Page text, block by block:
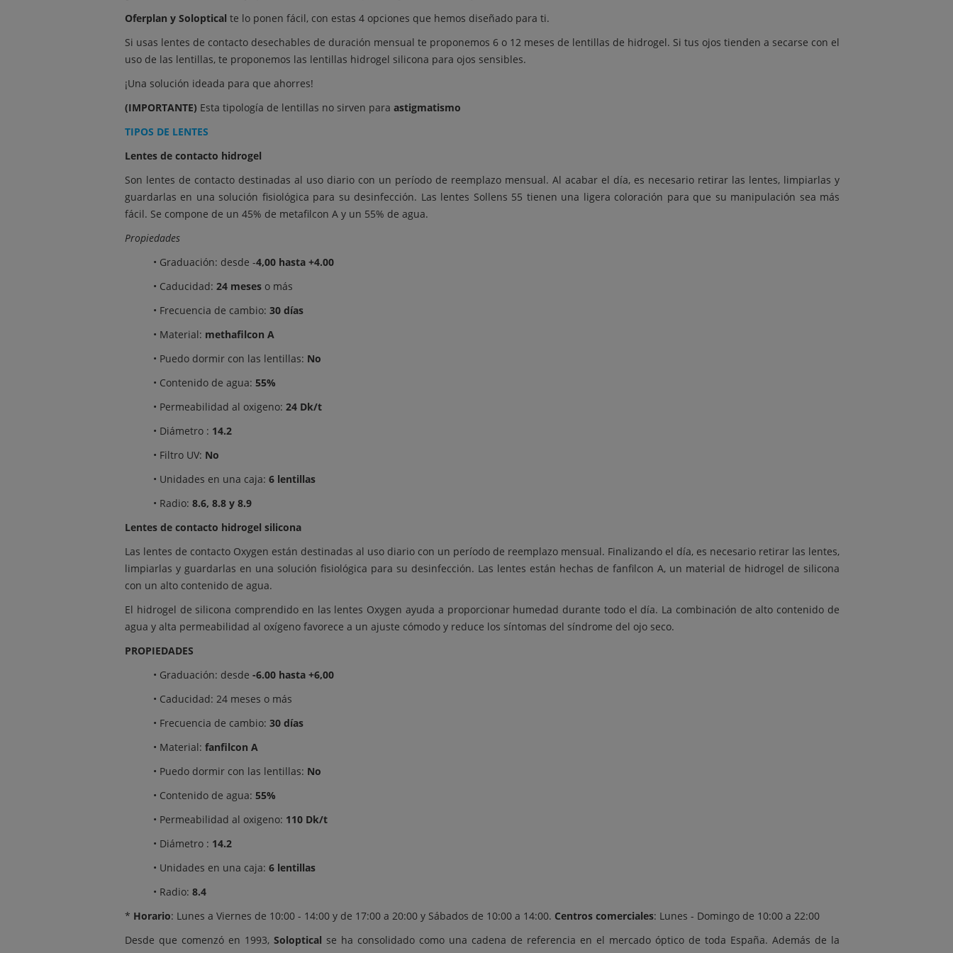
Oferplan y Soloptical te lo ponen fácil, con estas 4 opciones que hemos diseñado para ti.
Si usas lentes de contacto desechables de duración mensual te proponemos 6 o 12 meses de lentillas de hidrogel. Si tus ojos tienden a secarse con el
uso de las lentillas, te proponemos las lentillas hidrogel silicona para ojos sensibles.
¡Una solución ideada para que ahorres!
(IMPORTANTE) Esta tipología de lentillas no sirven para astigmatismo
TIPOS DE LENTES
Lentes de contacto hidrogel
Son lentes de contacto destinadas al uso diario con un período de reemplazo mensual. Al acabar el día, es necesario retirar las lentes, limpiarlas y
guardarlas en una solución fisiológica para su desinfección. Las lentes Sollens 55 tienen una ligera coloración para que su manipulación sea más
fácil. Se compone de un 45% de metafilcon A y un 55% de agua.
Propiedades
• Graduación: desde -4,00 hasta +4.00
• Caducidad: 24 meses o más
• Frecuencia de cambio: 30 días
• Material: methafilcon A
• Puedo dormir con las lentillas: No
• Contenido de agua: 55%
• Permeabilidad al oxigeno: 24 Dk/t
• Diámetro : 14.2
• Filtro UV: No
• Unidades en una caja: 6 lentillas
• Radio: 8.6, 8.8 y 8.9
Lentes de contacto hidrogel silicona
Las lentes de contacto Oxygen están destinadas al uso diario con un período de reemplazo mensual. Finalizando el día, es necesario retirar las lentes,
limpiarlas y guardarlas en una solución fisiológica para su desinfección. Las lentes están hechas de fanfilcon A, un material de hidrogel de silicona
con un alto contenido de agua.
El hidrogel de silicona comprendido en las lentes Oxygen ayuda a proporcionar humedad durante todo el día. La combinación de alto contenido de
agua y alta permeabilidad al oxígeno favorece a un ajuste cómodo y reduce los síntomas del síndrome del ojo seco.
PROPIEDADES
• Graduación: desde -6.00 hasta +6,00
• Caducidad: 24 meses o más
• Frecuencia de cambio: 30 días
• Material: fanfilcon A
• Puedo dormir con las lentillas: No
• Contenido de agua: 55%
• Permeabilidad al oxigeno: 110 Dk/t
• Diámetro : 14.2
• Unidades en una caja: 6 lentillas
• Radio: 8.4
* Horario: Lunes a Viernes de 10:00 - 14:00 y de 17:00 a 20:00 y Sábados de 10:00 a 14:00. Centros comerciales: Lunes - Domingo de 10:00 a 22:00
Desde que comenzó en 1993, Soloptical se ha consolidado como una cadena de referencia en el mercado óptico de toda España. Además de la